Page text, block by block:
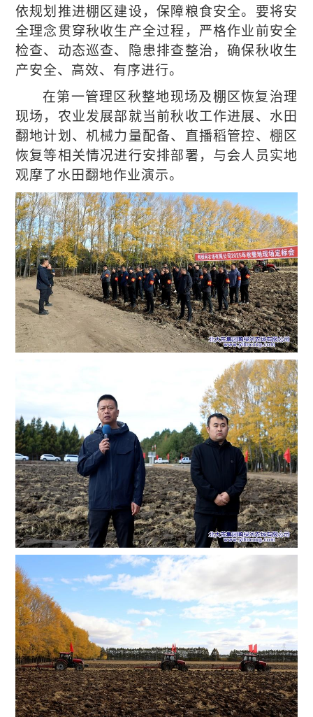
依规划推进棚区建设，保障粮食安全。 要将安
全理念贯穿秋收生产全过程，严格作业前安全
检查、动态巡查、隐患排查整治，确保秋收生
产安全、高效、有序进行。
在第一管理区秋整地现场及棚区恢复治理
现场 ，农业发展部就当前秋收工作进展、水田
翻地计划 、机械力量配备、 直播稻管控、 棚区
恢复等相关情况进行安排部署 ，与会人员实地
观摩了水田翻地作业演示。